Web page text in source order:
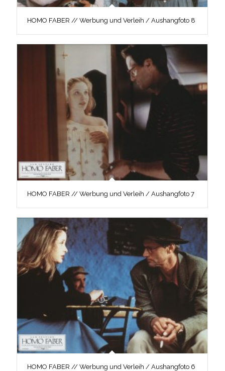
HOMO FABER // Werbung und Verleih / Aushangfoto 8
HOMO FABER // Werbung und Verleih / Aushangfoto 7
HOMO FABER // Werbung und Verleih / Aushangfoto 6